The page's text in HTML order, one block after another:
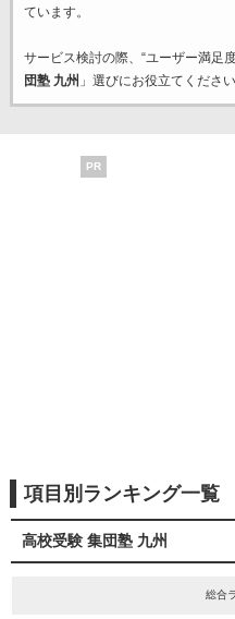
ています。
サービス検討の際、“ユーザー満足
団塾 九州 」選びにお役立てください
PR
項目別ランキング一覧
高校受験 集団塾 九州
総合